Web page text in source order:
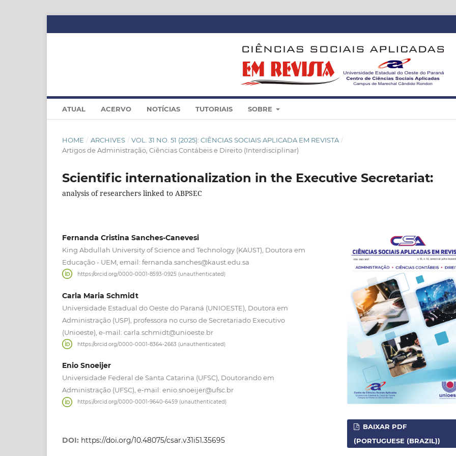
ATUAL ACERVO NOTÍCIAS TUTORIAIS SOBRE
HOME / ARCHIVES / VOL. 31 NO. 51 (2025): CIÊNCIAS SOCIAIS APLICADA EM REVISTA /
Artigos de Administração, Ciências Contábeis e Direito (Interdisciplinar)
Scientific internationalization in the Executive Secretariat:
analysis of researchers linked to ABPSEC
Fernanda Cristina Sanches-Canevesi
King Abdullah University of Science and Technology (KAUST), Doutora em
Educação - UEM, email: fernanda.sanches@kaust.edu.sa
https://orcid.org/0000-0001-8593-0925 (unauthenticated)
Carla Maria Schmidt
Universidade Estadual do Oeste do Paraná (UNIOESTE), Doutora em
Administração (USP), professora no curso de Secretariado Executivo
(Unioeste), e-mail: carla.schmidt@unioeste.br
https://orcid.org/0000-0001-8364-2663 (unauthenticated)
Enio Snoeijer
Universidade Federal de Santa Catarina (UFSC), Doutorando em
Administração (UFSC), e-mail: enio.snoeijer@ufsc.br
https://orcid.org/0000-0001-9640-6459 (unauthenticated)
DOI: https://doi.org/10.48075/csar.v31i51.35695
BAIXAR PDF
(PORTUGUESE (BRAZIL))